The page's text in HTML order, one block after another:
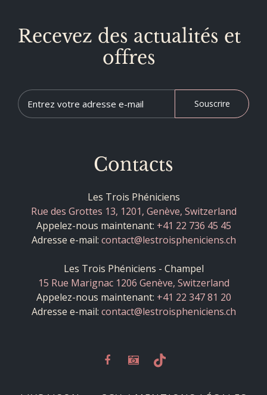
Recevez des actualités et
offres
Souscrire
Contacts
Les Trois Phéniciens
Rue des Grottes 13, 1201, Genève, Switzerland
Appelez-nous maintenant: +41 22 736 45 45
Adresse e-mail: contact@lestroispheniciens.ch
Les Trois Phéniciens - Champel
15 Rue Marignac 1206 Genève, Switzerland
Appelez-nous maintenant: +41 22 347 81 20
Adresse e-mail: contact@lestroispheniciens.ch